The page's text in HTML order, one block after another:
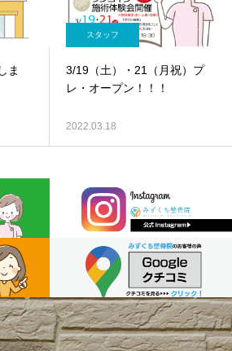
ま
スタッフ
3/19（土）・21（月祝）プ
レ・オープン！！！
2022.03.18